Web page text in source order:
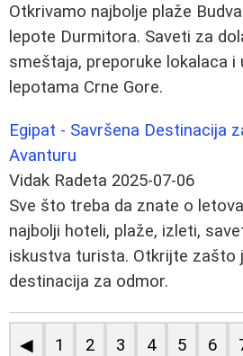
Otkrivamo najbolje plaže
lepote Durmitora. Saveti za
smeštaja, preporuke lokalaca i
lepotama Crne Gore.
Egipat - Savršena Destinacija
Avanturu
Vidak Radeta 2025-07-06
Sve što treba da znate o
najbolji hoteli, plaže, izleti,
iskustva turista. Otkrijte zašto
destinacija za odmor.
◀ 1 2 3 4 5 6